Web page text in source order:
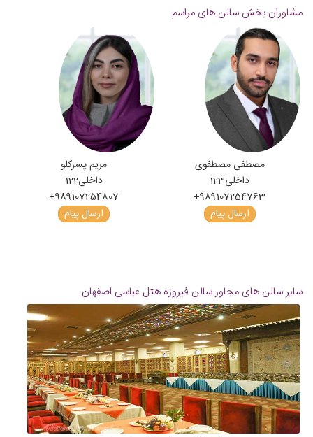
مشاوران بخش سالن های مراسم
مصطفی مصطفوی
داخلی123
+989107254763
ارسال پیام
مریم پسرکلو
داخلی122
+989107254807
ارسال پیام
سایر سالن های مجاور سالن فیروزه هتل عباسی اصفهان